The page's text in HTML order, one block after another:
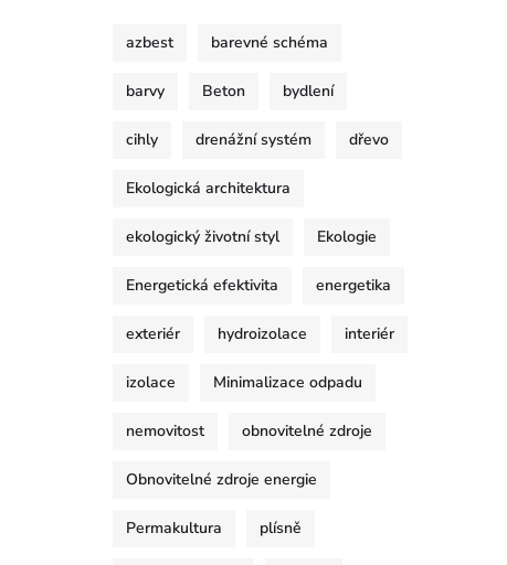
azbest barevné schéma
barvy Beton bydlení
cihly drenážní systém dřevo
Ekologická architektura
ekologický životní styl Ekologie
Energetická efektivita energetika
exteriér hydroizolace interiér
izolace Minimalizace odpadu
nemovitost obnovitelné zdroje
Obnovitelné zdroje energie
Permakultura plísně